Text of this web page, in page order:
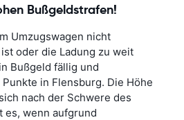
Bußgeldstrafen!
Umzugswagen nicht
oder die Ladung zu weit
Bußgeld fällig und
in Flensburg. Die Höhe
nach der Schwere des
es, wenn aufgrund